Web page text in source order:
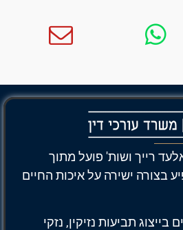
רייך ושות' פועל מתוך
בצורה ישירה על איכות החיים
תביעות נזיקין, נזקי